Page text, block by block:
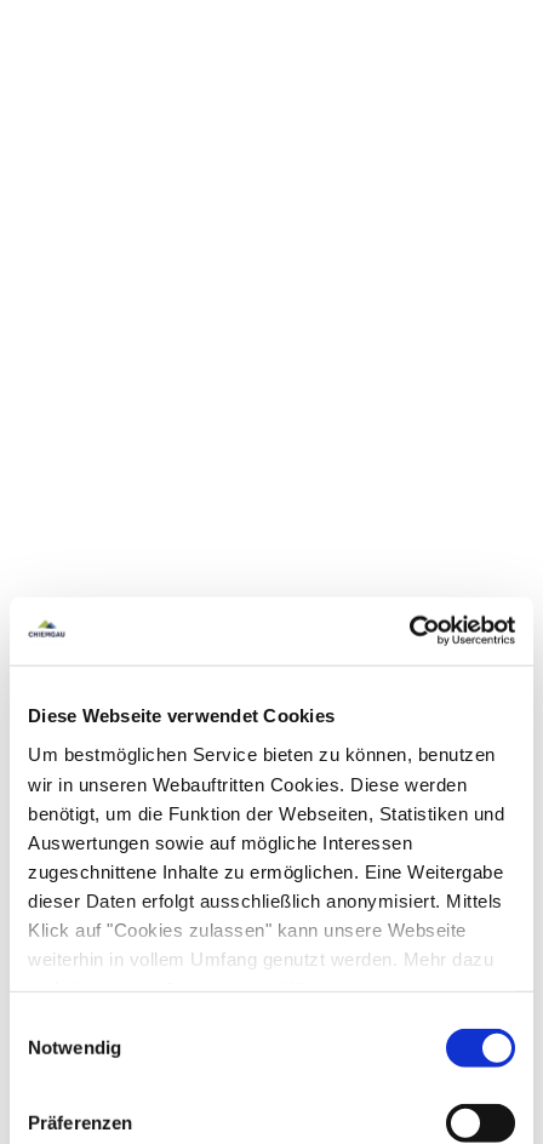
Diese Webseite verwendet Cookies
Um bestmöglichen Service bieten zu können, benutzen
wir in unseren Webauftritten Cookies. Diese werden
benötigt, um die Funktion der Webseiten, Statistiken und
Auswertungen sowie auf mögliche Interessen
zugeschnittene Inhalte zu ermöglichen. Eine Weitergabe
dieser Daten erfolgt ausschließlich anonymisiert. Mittels
Klick auf "Cookies zulassen" kann unsere Webseite
weiterhin in vollem Umfang genutzt werden. Mehr dazu
steht in unserer Datenschutzerklärung.
gelistet.
Notwendig
Präferenzen